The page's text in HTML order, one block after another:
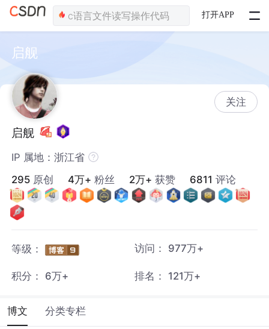
打开APP
启舰
关注
启舰
IP 属地：浙江省
295 原创 4万+ 粉丝 2万+ 获赞 6811 评论
等级： 访问： 977万+
积分： 6万+ 排名： 121万+
博文 分类专栏